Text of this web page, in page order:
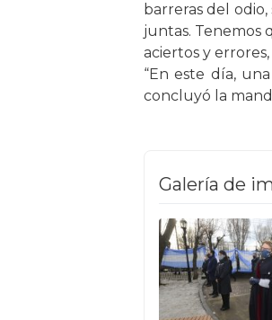
barreras del
juntas. Tenemos
aciertos y
“En este día,
concluyó la
Galería de